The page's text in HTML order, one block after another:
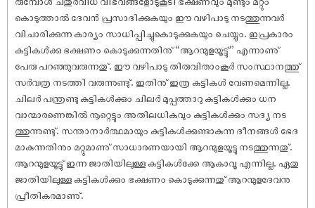
കൊടുത്താൽ ദേവൻ പ്രസാദിക്കുകയും ഈ വഴിപാടു നടത്തുന്നവർ
വിചാരിക്കുന്ന കാര്യം സാധിപ്പിച്ചുകൊടുക്കുകയും ചെയ്യും. ഇപ്രകാരം
കുട്ടികൾക്കു ഭക്ഷണം കൊടുക്കുന്നതിനു് “ആറന്മുളയൂട്ടു്” എന്നാണു്
പേരു പറഞ്ഞുവരുന്നതു്. ഈ വഴിപാടു തിരുവിതാംകൂർ സംസ്ഥാനത്തു്
സർവത്ര നടത്തി വരുന്നുണ്ടു്. ഇതിനു് ഇത്ര കുട്ടികൾ വേണമെന്നില്ല.
ചിലർ പന്ത്രണ്ടു കുട്ടികൾക്കും ചിലർ മുപ്പത്താറു കുട്ടികൾക്കും ധന
വാന്മാരണെങ്കിൽ നൂറ്റെട്ടും അതിലധികവും കുട്ടികൾക്കും സദ്യ നട
ത്തുന്നുണ്ടു്. സന്താനാർത്ഥമായും കുട്ടികൾക്കുണ്ടാകുന്ന ദീനങ്ങൾ ഭേദ
മാകുന്നതിനും മറ്റുമാണു് സാധാരണയായി ആറന്മുളയൂട്ടു നടത്തുന്നതു്.
ആറന്മുളയൂട്ടു് ഇന്ന ജാതിയിലുള്ള കുട്ടികൾക്കേ ആകാവൂ എന്നില്ല. ഏതു
ജാതിയിലുള്ള കുട്ടികൾക്കും ഭക്ഷണം കൊടുക്കുന്നതു് ആറന്മുളദേവനു
പ്രീതികരമാണു്.